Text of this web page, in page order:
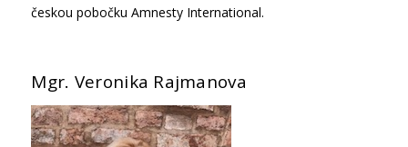
českou pobočku Amnesty International.
Mgr. Veronika Rajmanova